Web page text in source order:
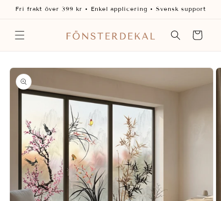
vidare
Fri frakt över 399 kr • Enkel applicering • Svensk support
Varukorg
vidare till